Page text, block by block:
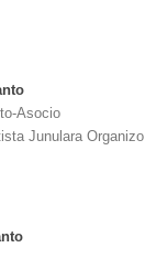
Asocio
Junulara Organizo